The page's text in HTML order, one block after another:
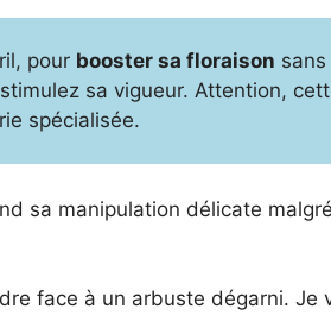
pour booster sa floraison sans
sa vigueur. Attention,
spécialisée.
sa manipulation délicate
face à un arbuste dégarni. Je